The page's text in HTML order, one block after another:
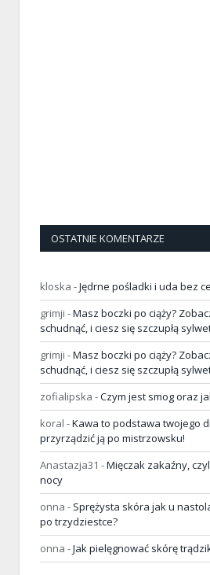
OSTATNIE KOMENTARZE
kloska -Jędrne pośladki i uda bez
grimji -Masz boczki po ciąży?
schudnąć, i ciesz się szczupłą
grimji -Masz boczki po ciąży?
schudnąć, i ciesz się szczupłą
zofialipska -Czym jest smog oraz
koral -Kawa to podstawa twojego
przyrządzić ją po mistrzowsku!
Anastazja31 -Mięczak zakaźny,
nocy
onna - Sprężysta skóra jak u
po trzydziestce?
onna -Jak pielęgnować skórę